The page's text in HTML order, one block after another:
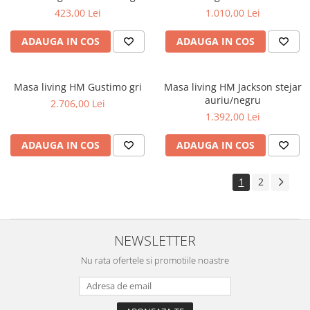
423,00 Lei
ADAUGA IN COS
1.010,00 Lei
ADAUGA IN COS
Masa living HM Gustimo gri
2.706,00 Lei
ADAUGA IN COS
Masa living HM Jackson stejar
auriu/negru
1.392,00 Lei
ADAUGA IN COS
1 2
NEWSLETTER
Nu rata ofertele si promotiile noastre